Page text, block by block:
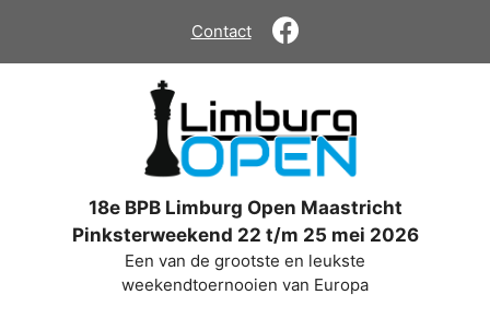
de
Contact
18e BPB Limburg Open Maastricht
Pinksterweekend 22 t/m 25 mei 2026
Een van de grootste en leukste
weekendtoernooien van Europa